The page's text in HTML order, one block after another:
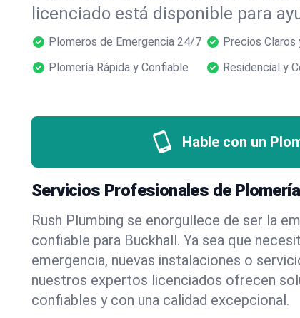
licenciado está disponible para
Plomeros de Emergencia 24/7 Precios Claros
Plomería Rápida y Confiable
Residencial y
Hable con un
Servicios Profesionales de
Rush Plumbing se enorgullece de ser la
confiable para Buckhall. Ya sea que
emergencia, nuevas instalaciones o
nuestros expertos licenciados ofrecen
confiables y con una calidad excepcional.